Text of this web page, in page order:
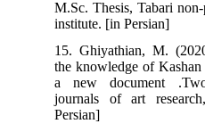
M.Sc. Thesis,
institute. [in
15. Ghiyathian,
the knowledge
a new
journals of art